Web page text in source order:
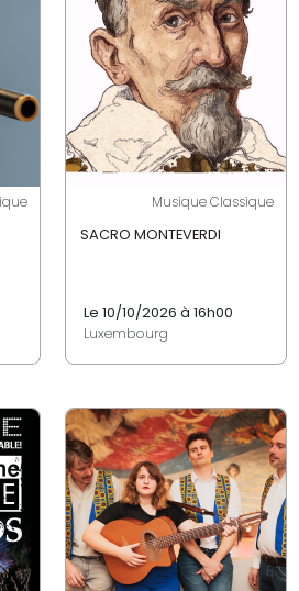
Musique Classique
SACRO MONTEVERDI
Le 10/10/2026 à 16h00
Luxembourg